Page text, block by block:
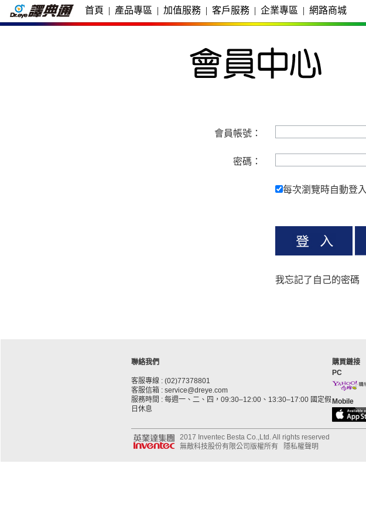
首頁 | 產品專區 | 加值服務 | 客戶服務 | 企業專區 | 網路商城
會員帳號：
密碼：
每次瀏覽時自動登入
我忘記了自己的密碼
聯絡我們
客服專線 : (02)77378801
客服信箱 : service@dreye.com
服務時間 : 每週一、二、四，09:30–12:00、13:30–17:00 國定假
日休息
購買鏈接
PC
Mobile
2017 Inventec Besta Co.,Ltd. All rights reserved
無敵科技股份有限公司版權所有
隱私權聲明